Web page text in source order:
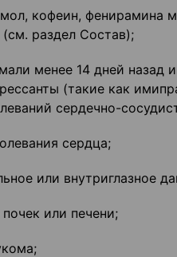
кофеин, фенирамина
раздел Состав);
менее 14 дней назад
(такие как
сердечно-
сердца;
или внутриглазное
или печени;